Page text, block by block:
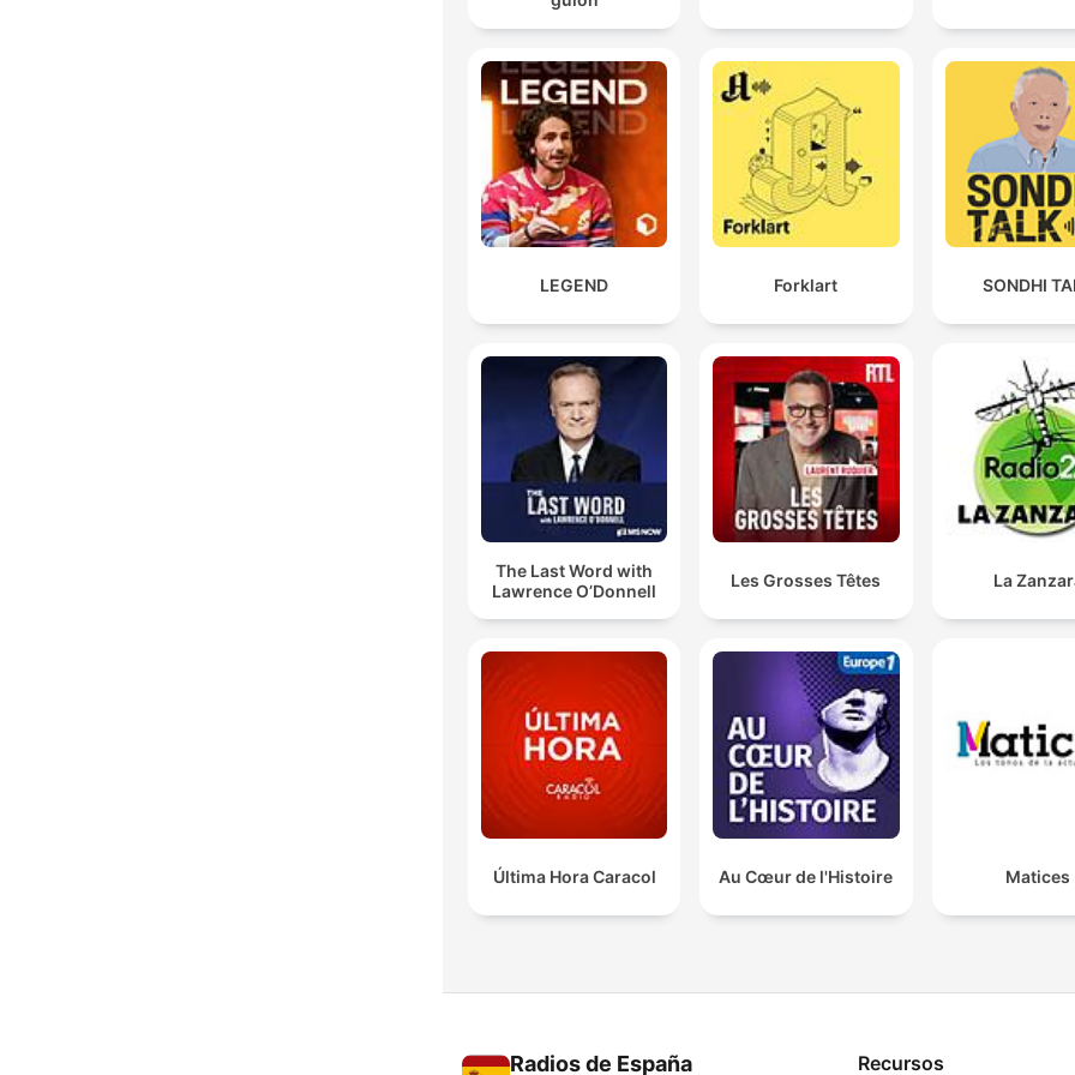
LEGEND Forklart SONDHI
The Last Word with
Lawrence O’Donnell
Les Grosses Têtes La
Última Hora Caracol Au Cœur de l'Histoire Matices
Radios de España Recursos